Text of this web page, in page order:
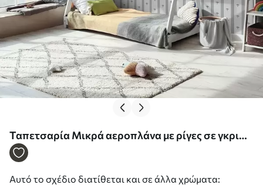
Ταπετσαρία Μικρά αεροπλάνα με ρίγες σε γκρι
φόντο Nr. a01171v1
Αυτό το σχέδιο διατίθεται και σε άλλα χρώματα: